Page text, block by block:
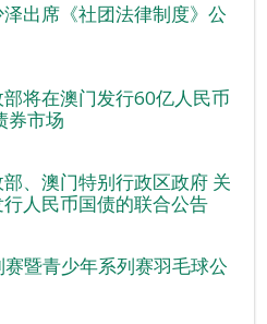
出席《社团法律制度》公
将在澳门发行60亿人民币
券市场
、澳门特别行政区政府 关
人民币国债的联合公告
赛暨青少年系列赛羽毛球公